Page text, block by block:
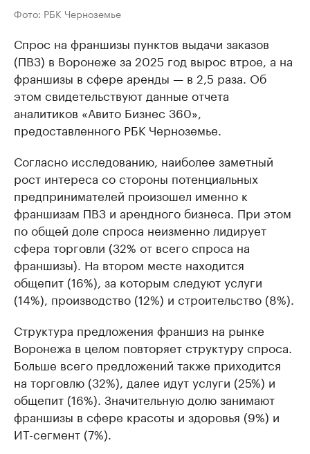
Фото: РБК Черноземье
Спрос на франшизы пунктов выдачи заказов
(ПВЗ) в Воронеже за 2025 год вырос втрое, а на
франшизы в сфере аренды — в 2,5 раза. Об
этом свидетельствуют данные отчета
аналитиков «Авито Бизнес 360»,
предоставленного РБК Черноземье.
Согласно исследованию, наиболее заметный
рост интереса со стороны потенциальных
предпринимателей произошел именно к
франшизам ПВЗ и арендного бизнеса. При этом
по общей доле спроса неизменно лидирует
сфера торговли (32% от всего спроса на
франшизы). На втором месте находится
общепит (16%), за которым следуют услуги
(14%), производство (12%) и строительство (8%).
Структура предложения франшиз на рынке
Воронежа в целом повторяет структуру спроса.
Больше всего предложений также приходится
на торговлю (32%), далее идут услуги (25%) и
общепит (16%). Значительную долю занимают
франшизы в сфере красоты и здоровья (9%) и
ИТ-сегмент (7%).